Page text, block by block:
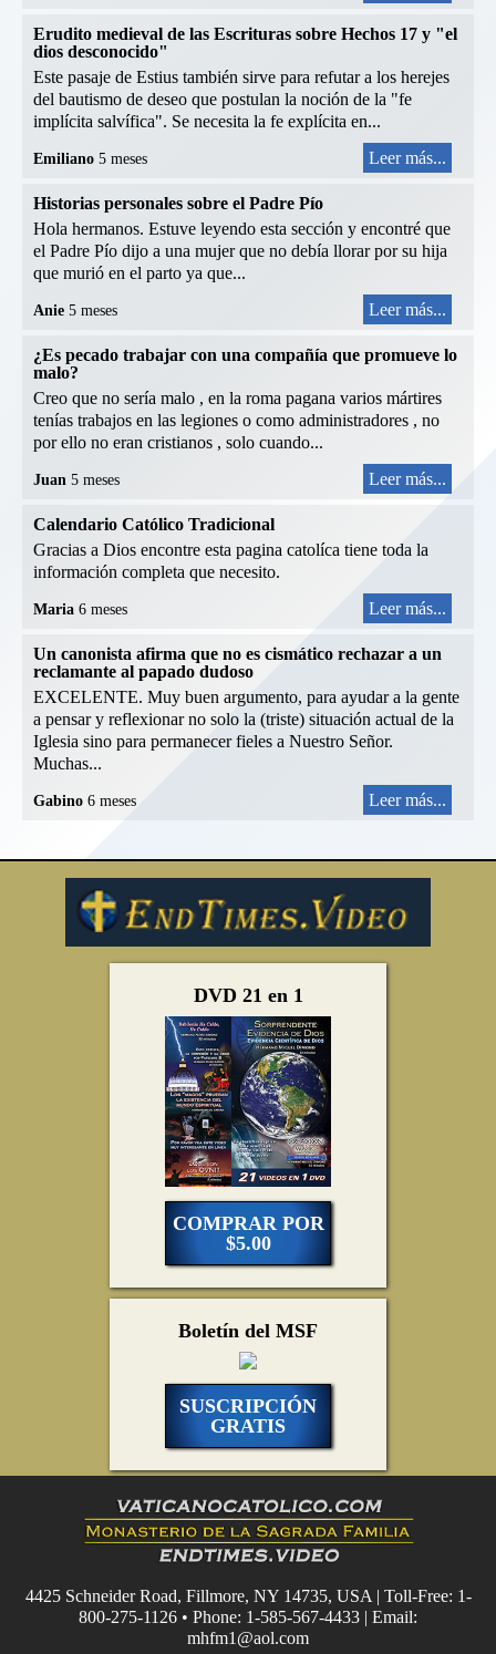
Erudito medieval de las Escrituras sobre Hechos 17 y "el
dios desconocido"
Este pasaje de Estius también sirve para refutar a los herejes
del bautismo de deseo que postulan la noción de la "fe
implícita salvífica". Se necesita la fe explícita en...
Emiliano 5 meses Leer más...
Historias personales sobre el Padre Pío
Hola hermanos. Estuve leyendo esta sección y encontré que
el Padre Pío dijo a una mujer que no debía llorar por su hija
que murió en el parto ya que...
Anie 5 meses Leer más...
¿Es pecado trabajar con una compañía que promueve lo
malo?
Creo que no sería malo , en la roma pagana varios mártires
tenías trabajos en las legiones o como administradores , no
por ello no eran cristianos , solo cuando...
Juan 5 meses Leer más...
Calendario Católico Tradicional
Gracias a Dios encontre esta pagina catolíca tiene toda la
información completa que necesito.
Maria 6 meses Leer más...
Un canonista afirma que no es cismático rechazar a un
reclamante al papado dudoso
EXCELENTE. Muy buen argumento, para ayudar a la gente
a pensar y reflexionar no solo la (triste) situación actual de la
Iglesia sino para permanecer fieles a Nuestro Señor.
Muchas...
Gabino 6 meses Leer más...
DVD 21 en 1
COMPRAR POR
$5.00
Boletín del MSF
SUSCRIPCIÓN
GRATIS
4425 Schneider Road, Fillmore, NY 14735, USA | Toll-Free: 1-
800-275-1126 • Phone: 1-585-567-4433 | Email:
mhfm1@aol.com